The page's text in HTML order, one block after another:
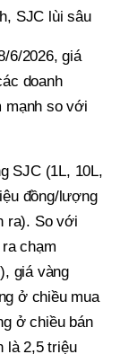
SJC lùi sâu
6/2026, giá
doanh
mạnh so với
SJC (1L, 10L,
đồng/lượng
ra). So với
chạm
giá vàng
ở chiều mua
ở chiều bán
là 2,5 triệu